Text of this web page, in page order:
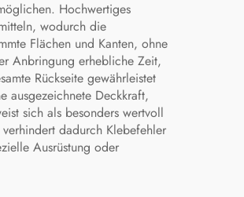
Hochwertiges
wodurch die
Flächen und Kanten, ohne
Anbringung erhebliche Zeit,
Rückseite gewährleistet
ausgezeichnete Deckkraft,
sich als besonders wertvoll
dadurch Klebefehler
Ausrüstung oder